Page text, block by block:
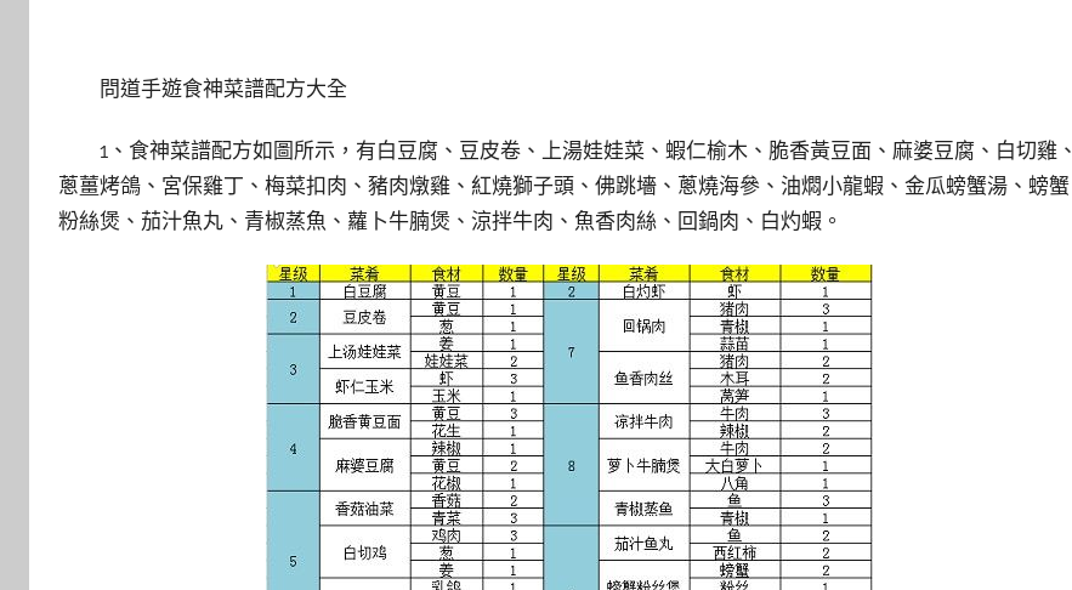
問道手遊食神菜譜配方大全
1、食神菜譜配方如圖所示，有白豆腐、豆皮卷、上湯娃娃菜、蝦仁榆木、脆香黃豆面、麻婆豆腐、白切雞、
蔥薑烤鴿、宮保雞丁、梅菜扣肉、豬肉燉雞、紅燒獅子頭、佛跳墻、蔥燒海參、油燜小龍蝦、金瓜螃蟹湯、螃蟹
粉絲煲、茄汁魚丸、青椒蒸魚、蘿卜牛腩煲、涼拌牛肉、魚香肉絲、回鍋肉、白灼蝦。